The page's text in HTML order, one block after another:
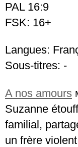
PAL 16:9
FSK: 16+
Langues:
Sous-titres: -
A nos amours
Suzanne
familial,
un frère